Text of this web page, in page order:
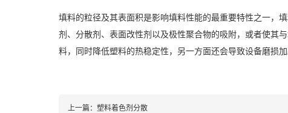
填料的粒径及其表面积是影响填料性能的最重要特性之一，
剂、分散剂、表面改性剂以及极性聚合物的吸附，或者使其
料，同时降低塑料的热稳定性，另一方面还会导致设备磨损
上一篇： 塑料着色剂分散